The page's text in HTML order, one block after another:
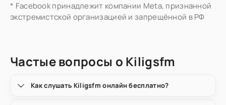
* Facebook принадлежит компании Meta, признанной
экстремистской организацией и запрещённой в РФ
Частые вопросы о Kiligsfm
Как слушать Kiligsfm онлайн бесплатно?